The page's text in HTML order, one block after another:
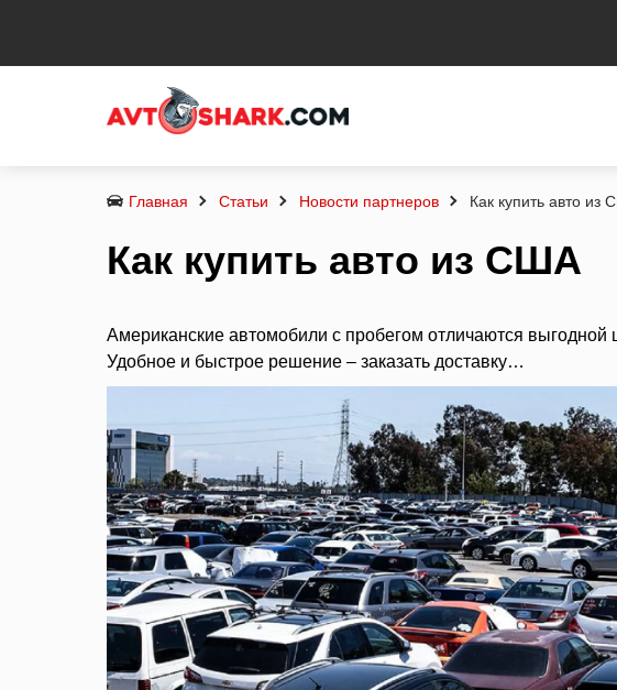
Главная Статьи Новости партнеров Как купить авто из
Как купить авто из США
Американские автомобили с пробегом отличаются
Удобное и быстрое решение – заказать доставку…